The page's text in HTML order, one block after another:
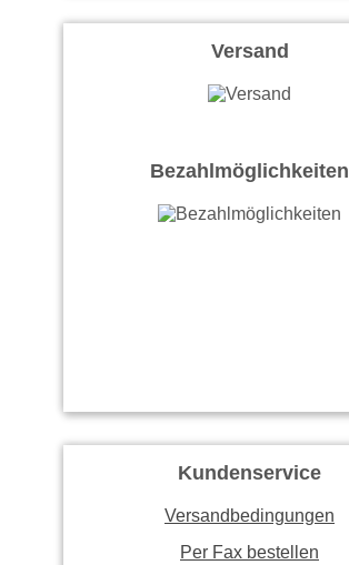
Versand
Bezahlmöglichkeiten
Kundenservice
Versandbedingungen
Per Fax bestellen